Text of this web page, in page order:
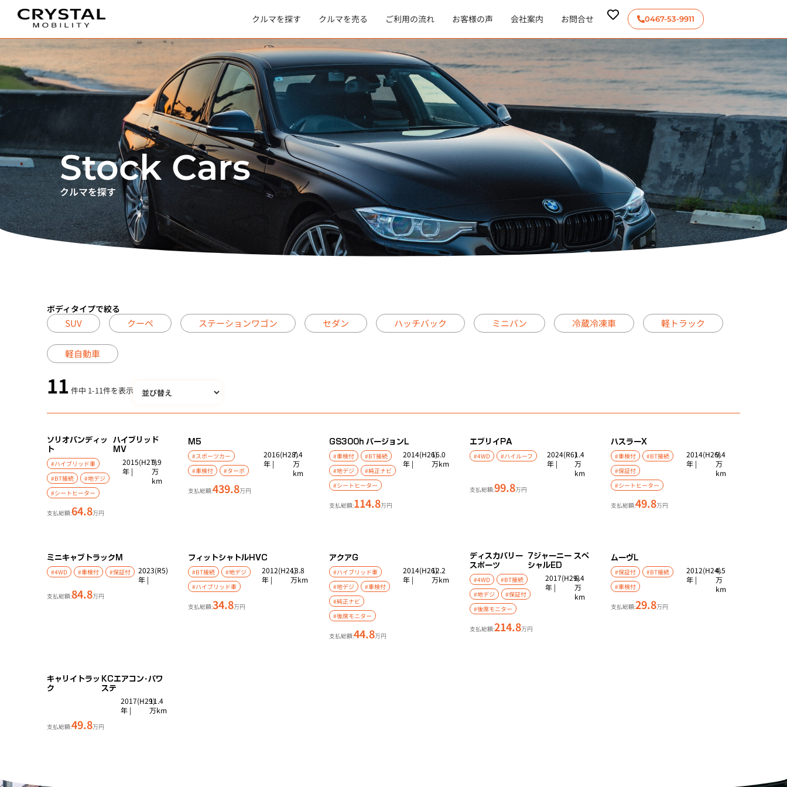
プ
クルマを探す クルマを売る ご利用の流れ お客様の声 会社案内 お問合せ 0467-53-9911
Stock Cars
クルマを探す
ボディタイプで絞る
SUV クーペ ステーションワゴン セダン ハッチバック ミニバン 冷蔵冷凍車 軽トラック
軽自動車
11 件中 1-11件を表示
ソリオバンディッ
ト
ハイブリッド
MV
#ハイブリッド車
#BT接続
#地デジ
#シートヒーター
2015(H27)
年 |
9.9
万
km
支払総額:64.8万円
M5
#スポーツカー
#車検付
#ターボ
2016(H28)
年 |
7.4
万
km
支払総額:439.8万円
GS300h バージョンL
#車検付
#BT接続
#地デジ
#純正ナビ
#シートヒーター
2014(H26)
年 |
16.0
万km
支払総額:114.8万円
エブリイ PA
#4WD #ハイルーフ
2024(R6)
年 |
1.4
万
km
支払総額:99.8万円
ハスラーX
#車検付
#BT接続
#保証付
#シートヒーター
2014(H26)
年 |
9.4
万
km
支払総額:49.8万円
ミニキャブトラック M
#4WD #車検付 #保証付
2023(R5)
年 |
支払総額:84.8万円
フィットシャトルHVC
#BT接続
#地デジ
#ハイブリッド車
2012(H24)
年 |
13.8
万km
支払総額:34.8万円
アクアG
#ハイブリッド車
#地デジ
#車検付
#純正ナビ
#後席モニター
2014(H26)
年 |
12.2
万km
支払総額:44.8万円
ディスカバリー
スポーツ
7ジャーニー スペ
シャルED
#4WD
#BT接続
#地デジ
#保証付
#後席モニター
2017(H29)
年 |
6.4
万
km
支払総額:214.8万円
ムーヴL
#保証付
#BT接続
#車検付
2012(H24)
年 |
4.5
万
km
支払総額:29.8万円
キャリイトラッ
ク
KCエアコン･パワ
ステ
2017(H29)
年 |
11.4
万km
支払総額:49.8万円